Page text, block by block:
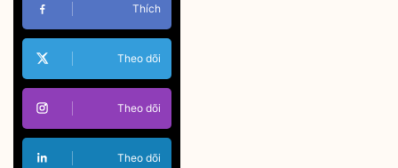
Thích
Theo dõi
Theo dõi
Theo dõi